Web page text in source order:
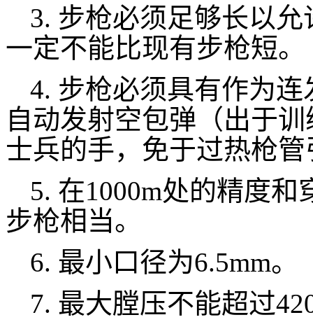
3. 步枪必须足够长以
一定不能比现有步枪短。
4. 步枪必须具有作为
自动发射空包弹（出于
士兵的手，免于过热枪
5. 在1000m处的精度
步枪相当。
6. 最小口径为6.5mm。
7. 最大膛压不能超过